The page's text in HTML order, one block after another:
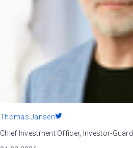
Thomas Jansen
Chief Investment Officer, Investor-Guard